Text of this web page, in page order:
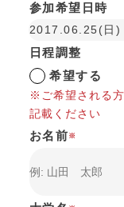
参加希望日時
2017.06.25(日)
日程調整
希望する
※ご希望される
記載ください
お名前 ※